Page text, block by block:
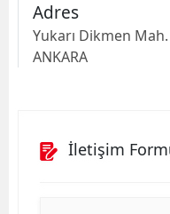
Adres
Yukarı Dikmen Mah.
ANKARA
İletişim